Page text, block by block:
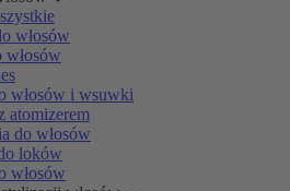
włosów
włosów
włosów i wsuwki
atomizerem
do włosów
loków
włosów